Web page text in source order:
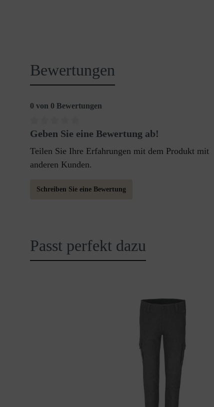
Bewertungen
0 von 0 Bewertungen
Geben Sie eine Bewertung ab!
Teilen Sie Ihre Erfahrungen mit dem Produkt mit
anderen Kunden.
Schreiben Sie eine Bewertung
Passt perfekt dazu